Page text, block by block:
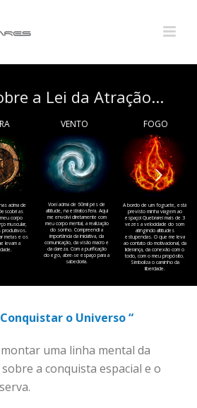
bre a Lei da Atração...
acima de
as
corpo
muscular,
produtivos.
metas e os
levam a
Voei acima de 60mil pés de
altitude, na estratosfera. Aqui
me envolvi diretamente com
meu corpo mental, a realização
do sonho. Compreendi a
importância da iniciativa, da
comunicação, da visão macro e
da clareza. Com a purificação
do ego, abre-se espaço para a
sabedoria.
A bordo de um foguete, está
previsto minha viagem ao
espaço! Quebrarei mais de 3
vezes a velocidade do som
atingindo altitudes
estupendas. O que me leva
ao contato do motivacional, da
liderança, da conexão com o
todo, com o meu propósito.
Simboliza o caminho da
liberdade.
VENTO FOGO
o Universo “
uma linha mental da
a conquista espacial e o